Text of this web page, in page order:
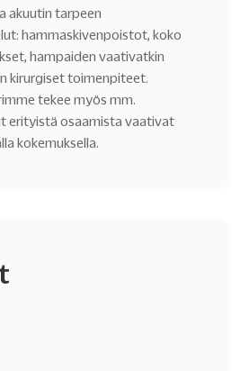
akuutin tarpeen
hammaskivenpoistot, koko
hampaiden vaativatkin
kirurgiset toimenpiteet.
tekee myös mm.
erityistä osaamista vaativat
kokemuksella.